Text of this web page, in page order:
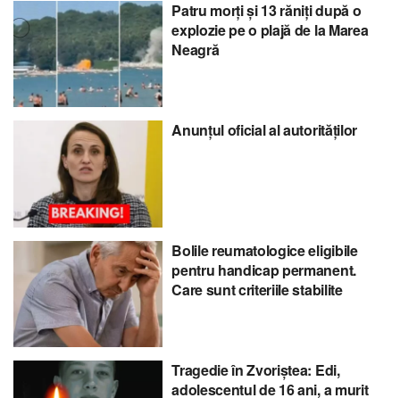
Patru morți și 13 răniți după o
explozie pe o plajă de la Marea
Neagră
Anunțul oficial al autorităților
Bolile reumatologice eligibile
pentru handicap permanent.
Care sunt criteriile stabilite
Tragedie în Zvoriștea: Edi,
adolescentul de 16 ani, a murit